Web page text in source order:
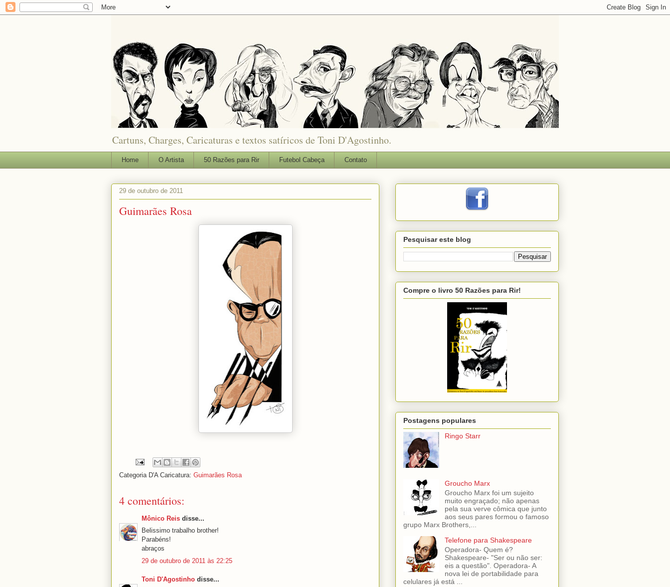
Cartuns, Charges, Caricaturas e textos satíricos de Toni D'Agostinho.
Home O Artista 50 Razões para Rir Futebol Cabeça Contato
29 de outubro de 2011
Guimarães Rosa
Categoria D'A Caricatura: Guimarães Rosa
4 comentários:
Mônico Reis disse...
Belissimo trabalho brother!
Parabéns!
abraços
29 de outubro de 2011 às 22:25
Toni D'Agostinho disse...
Pesquisar este blog
Compre o livro 50 Razões para Rir!
Postagens populares
Ringo Starr
Groucho Marx
Groucho Marx foi um sujeito
muito engraçado; não apenas
pela sua verve cômica que junto
aos seus pares formou o famoso
grupo Marx Brothers,...
Telefone para Shakespeare
Operadora- Quem é?
Shakespeare- "Ser ou não ser:
eis a questão". Operadora- A
nova lei de portabilidade para
celulares já está ...